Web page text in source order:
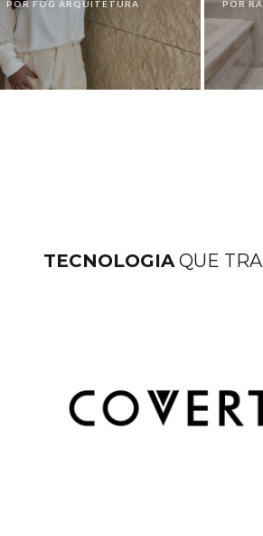
POR FOG ARQUITETURA POR
TECNOLOGIAQUE